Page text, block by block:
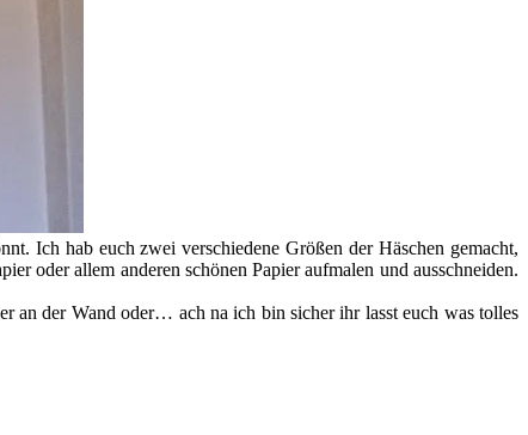
Ich hab euch zwei verschiedene Größen der Häschen gemacht,
oder allem anderen schönen Papier aufmalen und ausschneiden.
an der Wand oder… ach na ich bin sicher ihr lasst euch was tolles